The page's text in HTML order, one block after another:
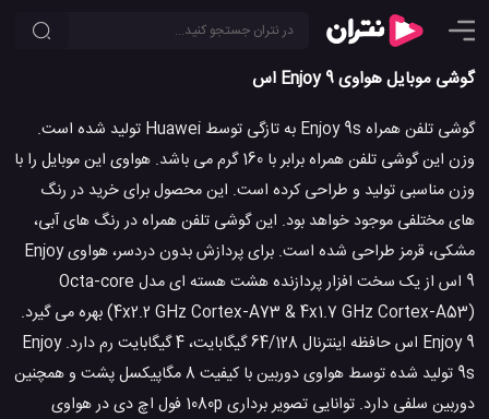
گوشی موبایل هواوی Enjoy 9 اس
گوشی تلفن همراه Enjoy 9s به تازگی توسط Huawei تولید شده است.
وزن این گوشی تلفن همراه برابر با 160 گرم می باشد. هواوی این موبایل را با
وزن مناسبی تولید و طراحی کرده است. این محصول برای خرید در رنگ
های مختلفی موجود خواهد بود. این گوشی تلفن همراه در رنگ های آبی،
مشکی، قرمز طراحی شده است. برای پردازش بدون دردسر، هواوی Enjoy
9 اس از یک سخت افزار پردازنده هشت هسته ای مدل Octa-core
(4x2.2 GHz Cortex-A73 & 4x1.7 GHz Cortex-A53) بهره می گیرد.
Enjoy 9 اس حافظه اینترنال 64/128 گیگابایت، 4 گیگابایت رم دارد. Enjoy
9s تولید شده توسط هواوی دوربین با کیفیت 8 مگاپیکسل پشت و همچنین
دوربین سلفی دارد. توانایی تصویر برداری 1080p فول اچ دی در هواوی